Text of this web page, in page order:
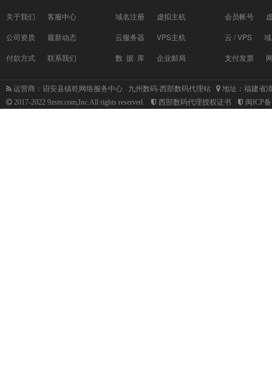
关于我们
客服中心
公司资质
最新动态
付款方式
联系我们
域名注册
虚拟主机
云服务器
VPS主机
数 据 库
企业邮局
会员帐号
云 / VPS
支付发票
运营商：诏安县镇乾网络服务中心 九州数码-西部数码代理站
地址：福建省
2017-2022 9zsm.com,Inc.All rights reserved.
西部数码代理授权证书 闽ICP